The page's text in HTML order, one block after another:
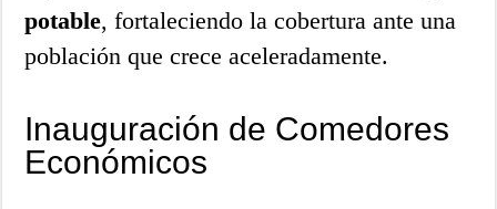
potable, fortaleciendo la cobertura ante una
población que crece aceleradamente.
Inauguración de Comedores
Económicos